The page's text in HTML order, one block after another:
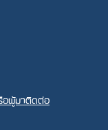
อผู้มาติดต่อ